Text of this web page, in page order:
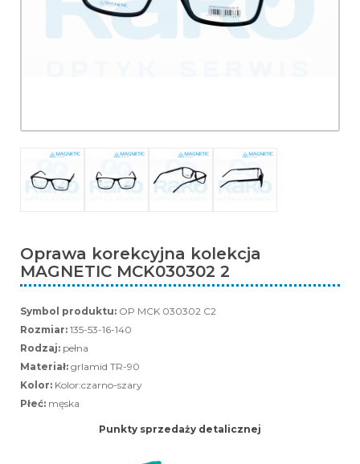
Oprawa korekcyjna kolekcja
MAGNETIC MCK030302 2
Symbol produktu: OP MCK 030302 C2
Rozmiar: 135-53-16-140
Rodzaj: pełna
Materiał: grlamid TR-90
Kolor: Kolor:czarno-szary
Płeć: męska
Punkty sprzedaży detalicznej